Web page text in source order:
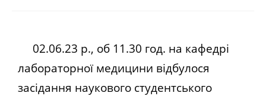
02.06.23 р., об 11.30 год. на кафедрі
лабораторної медицини відбулося
засідання наукового студентського